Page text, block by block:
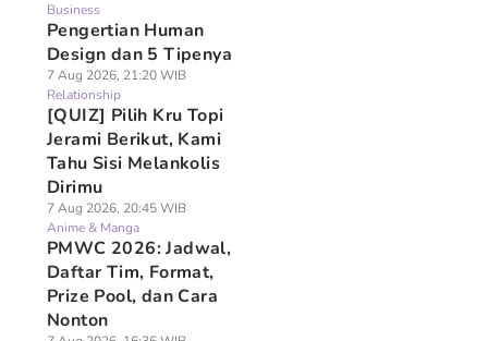
Business
Pengertian Human
Design dan 5 Tipenya
7 Aug 2026, 21:20 WIB
Relationship
[QUIZ] Pilih Kru Topi
Jerami Berikut, Kami
Tahu Sisi Melankolis
Dirimu
7 Aug 2026, 20:45 WIB
Anime & Manga
PMWC 2026: Jadwal,
Daftar Tim, Format,
Prize Pool, dan Cara
Nonton